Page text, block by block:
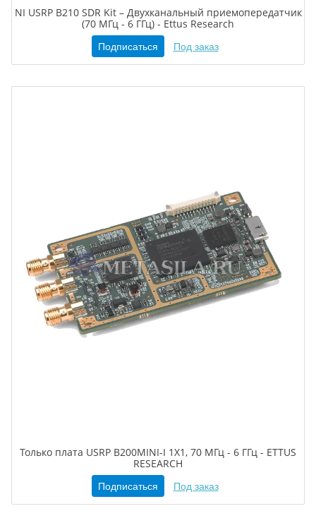
NI USRP B210 SDR Kit – Двухканальный приемопередатчик
(70 МГц - 6 ГГц) - Ettus Research
Подписаться Под заказ
Только плата USRP B200MINI-I 1X1, 70 МГц - 6 ГГц - ETTUS
RESEARCH
Подписаться Под заказ